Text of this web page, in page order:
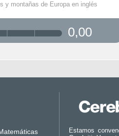
y montañas de Europa en inglés
0,00
Estamos